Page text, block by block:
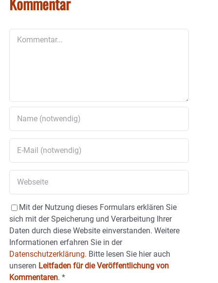
Mit der Nutzung dieses Formulars erklären Sie
sich mit der Speicherung und Verarbeitung Ihrer
Daten durch diese Website einverstanden. Weitere
Informationen erfahren Sie in der
Datenschutzerklärung. Bitte lesen Sie hier auch
unseren Leitfaden für die Veröffentlichung von
Kommentaren. *